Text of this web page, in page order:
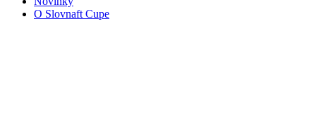
O Slovnaft Cupe